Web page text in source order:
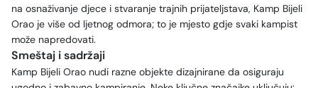
na osnaživanje djece i stvaranje trajnih prijateljstava, Kamp Bijeli
Orao je više od ljetnog odmora; to je mjesto gdje svaki kampist
može napredovati.
Smeštaj i sadržaji
Kamp Bijeli Orao nudi razne objekte dizajnirane da osiguraju